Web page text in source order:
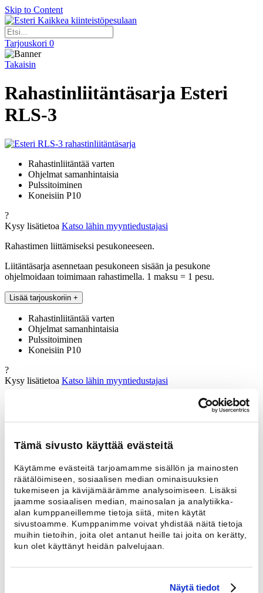
Tämä sivusto käyttää evästeitä
Käytämme evästeitä tarjoamamme sisällön ja mainosten
räätälöimiseen, sosiaalisen median ominaisuuksien
tukemiseen ja kävijämäärämme analysoimiseen. Lisäksi
jaamme sosiaalisen median, mainosalan ja analytiikka-
alan kumppaneillemme tietoja siitä, miten käytät
sivustoamme. Kumppanimme voivat yhdistää näitä tietoja
muihin tietoihin, joita olet antanut heille tai joita on kerätty,
kun olet käyttänyt heidän palvelujaan.
Näytä tiedot
Skip to Content
Kaikkea kiinteistöpesulaan
Tarjouskori 0
Takaisin
Rahastinliitäntäsarja Esteri
RLS-3
Rahastinliitäntää varten
Ohjelmat samanhintaisia
Pulssitoiminen
Koneisiin P10
?
Kysy lisätietoa Katso lähin myyntiedustajasi
Rahastimen liittämiseksi pesukoneeseen.
Liitäntäsarja asennetaan pesukoneen sisään ja pesukone
ohjelmoidaan toimimaan rahastimella. 1 maksu = 1 pesu.
Lisää tarjouskoriin +
Rahastinliitäntää varten
Ohjelmat samanhintaisia
Pulssitoiminen
Koneisiin P10
?
Kysy lisätietoa Katso lähin myyntiedustajasi
Toiminta
Pulssitoiminen
Sopii malliin Esteri P10
Ota yhteyttä
Nimi *
Sähköposti
Puhelinnumero *